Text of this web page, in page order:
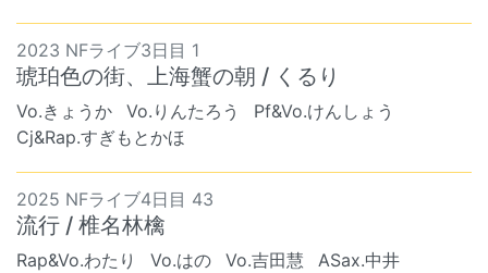
2023 NFライブ3日目 1
琥珀色の街、上海蟹の朝 / くるり
Vo.きょうか Vo.りんたろう
Pf&Vo.けんしょう
Cj&Rap.すぎもとかほ
2025 NFライブ4日目 43
流行 / 椎名林檎
Rap&Vo.わたり Vo.はの Vo.吉田慧
ASax.中井